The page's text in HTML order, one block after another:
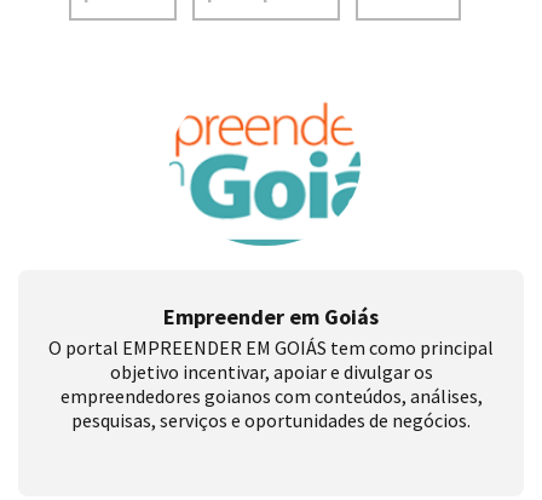
O portal EMPREENDER EM GOIÁS tem como principal
objetivo incentivar, apoiar e divulgar os
empreendedores goianos com conteúdos, análises,
pesquisas, serviços e oportunidades de negócios.